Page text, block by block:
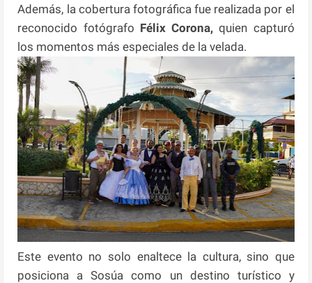
Además, la cobertura fotográfica fue realizada por el
reconocido fotógrafo Félix Corona,quien capturó
los momentos más especiales de la velada.
Este evento no solo enaltece la cultura, sino que
posiciona a Sosúa como un destino turístico y